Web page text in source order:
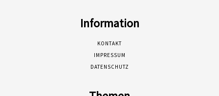
Information
KONTAKT
IMPRESSUM
DATENSCHUTZ